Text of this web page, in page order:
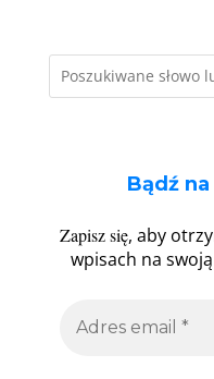
Bądź
Zapisz się, aby
wpisach na